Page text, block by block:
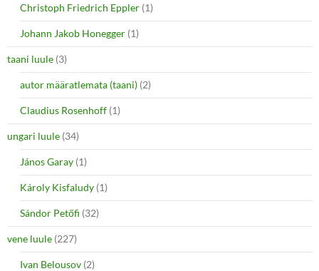
Christoph Friedrich Eppler (1)
Johann Jakob Honegger (1)
taani luule (3)
autor määratlemata (taani) (2)
Claudius Rosenhoff (1)
ungari luule (34)
János Garay (1)
Károly Kisfaludy (1)
Sándor Petőfi (32)
vene luule (227)
Ivan Belousov (2)